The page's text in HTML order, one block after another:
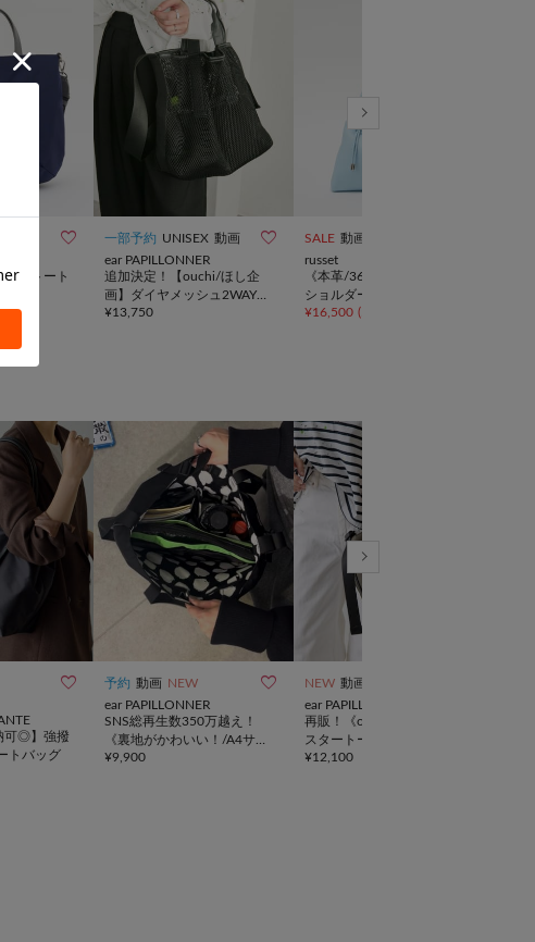

トート
一部予約 UNISEX 動画 
ear PAPILLONNER
追加決定！【ouchi/ほし企
画】ダイヤメッシュ2WAYト
ートバッグLサイズ
¥13,750
SALE 動画
russet
《本革/360g》レザー2WAY
ショルダーバッグ
¥16,500 (

可◎】強撥
トバッグ
予約 動画 NEW 
ear PAPILLONNER
SNS総再生数350万越え！
《裏地がかわいい！/A4サイ
ズ対応》アジャスタートート
¥9,900
NEW 動画
ear PAPILLONNER
再販！《ouchi企画》アジャ
スタートートバッグ横型
¥12,100